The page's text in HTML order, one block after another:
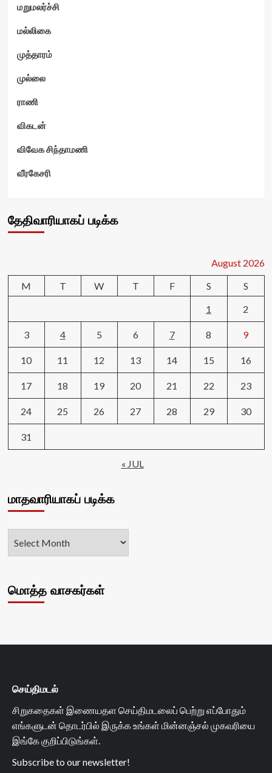
மறுமலர்ச்சி
மல்லிகை
முத்தாரம்
முல்லை
ராணி
விகடன்
விவேக சிந்தாமணி
வீரகேசரி
தேதிவாரியாகப் படிக்க
August 2026
M
T W T F S
S
1
2
3 4 5 6 7 8 9
10 11 12 13 14 15 16
17 18 19 20 21 22 23
24 25 26 27 28 29 30
31
« JUL
மாதவாரியாகப் படிக்க
மொத்த வாசகர்கள்
செய்திமடல்
சிறுகதைகள் இணையதள செய்திமடலைப் பெற்று எப்போதும்
எங்களுடன் தொடர்பில் இருக்க உங்கள் மின்னஞ்சல் முகவரியை
இங்கே குறிப்பிடுங்கள்.
Subscribe to our newsletter!